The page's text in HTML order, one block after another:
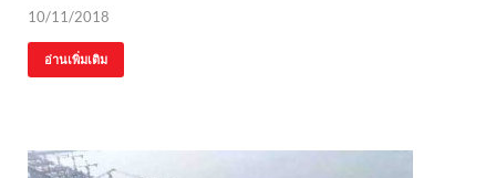
10/11/2018
อ่านเพิ่มเติม